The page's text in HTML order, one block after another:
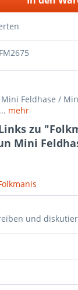
FM2675
Feldhase /
mehr
zu
Mini
und